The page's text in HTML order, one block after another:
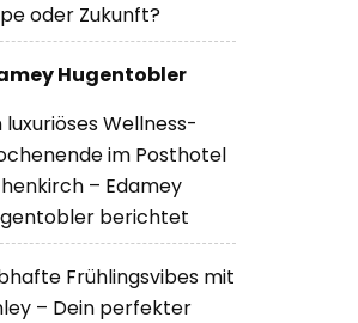
oder Zukunft?
Hugentobler
luxuriöses Wellness-
im Posthotel
– Edamey
berichtet
Frühlingsvibes mit
– Dein perfekter